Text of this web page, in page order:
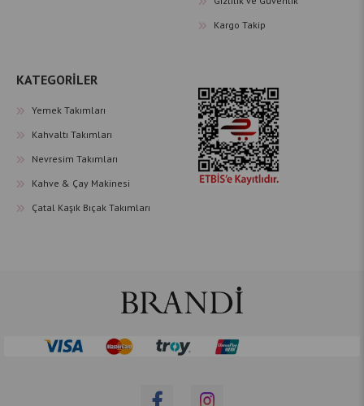
Kargo Takip
KATEGORİLER
Yemek Takımları
Kahvaltı Takımları
Nevresim Takımları
Kahve & Çay Makinesi
Çatal Kaşık Bıçak Takımları
sitemizde çerezler(cookies) kullanmaktayız. Detaylı bilgi